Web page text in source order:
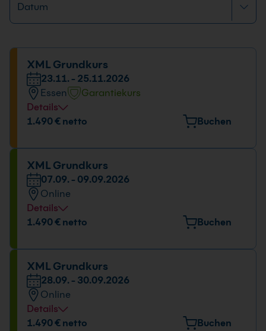
XML Grundkurs
23.11. - 25.11.2026
Essen
Garantiekurs
Details
Veranstaltungsort
Datum und Uhrzeit
23.11. - 25.11.2026
09:00 - 16:00 Uhr
1.490 € netto Buchen
XML Grundkurs
07.09. - 09.09.2026
Online
Details
Datum und Uhrzeit
1.490 € netto Buchen
XML Grundkurs
28.09. - 30.09.2026
Online
Details
Datum und Uhrzeit
1.490 € netto Buchen